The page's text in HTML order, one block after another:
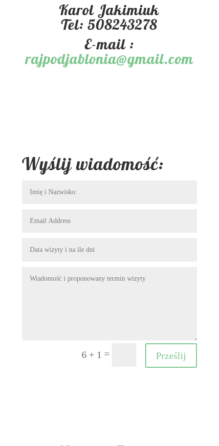
Karol Jakimiuk
Tel: 508243278
E-mail :
rajpodjablonia@gmail.com
Wyślij wiadomość:
6 + 1 = Prześlij